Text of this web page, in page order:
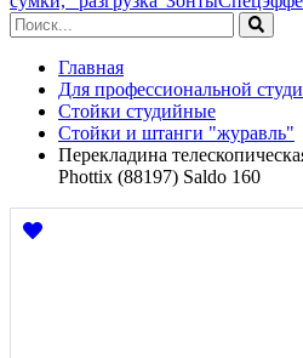
Главная
Для профессиональной
Стойки студийные
Стойки и штанги "журавль"
Перекладина
Phottix (88197) Saldo 160